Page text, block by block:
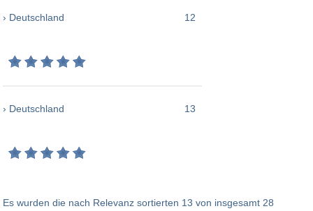
› Deutschland 12
› Deutschland 13
Es wurden die nach Relevanz sortierten 13 von insgesamt 28